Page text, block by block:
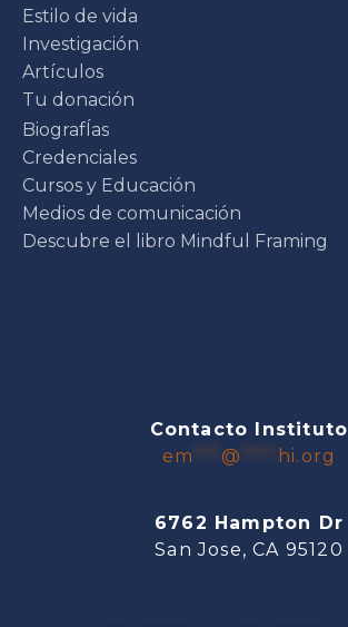
Estilo de vida
Investigación
Artículos
Tu donación
BiografÍas
Credenciales
Cursos y Educación
Medios de comunicación
Descubre el libro Mindful Framing
Contacto Instituto
em
@ hi.org
6762 Hampton Dr
San Jose, CA 95120